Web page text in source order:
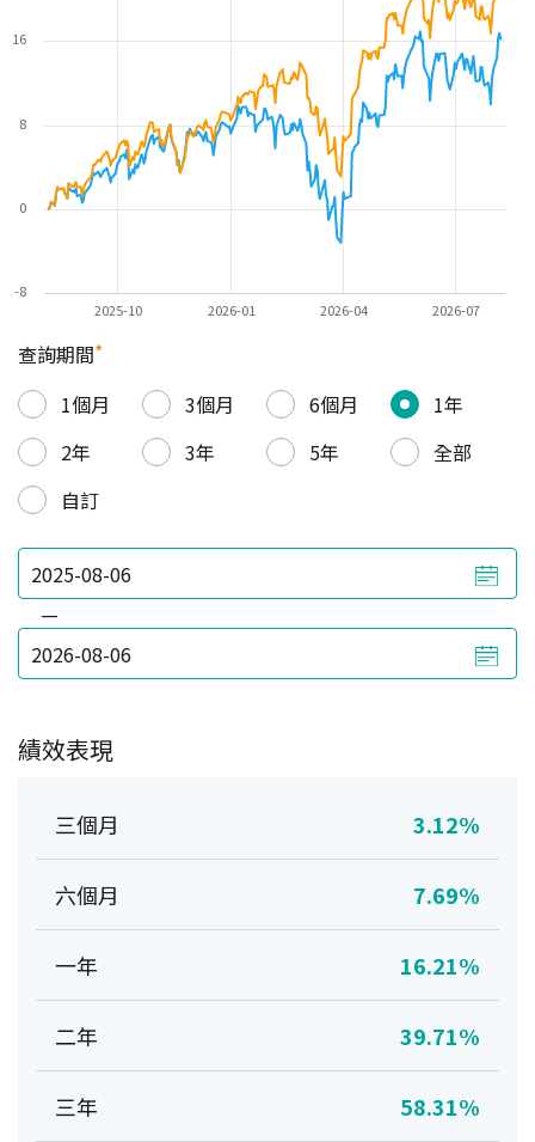
2025-10 2026-01 2026-04 2026-07
-8
0
8
16
查詢期間*
1個月
3個月 6個月
1年
2年
3年 5年
全部
自訂
—
績效表現
三個月 3.12%
六個月 7.69%
一年 16.21%
二年 39.71%
三年 58.31%